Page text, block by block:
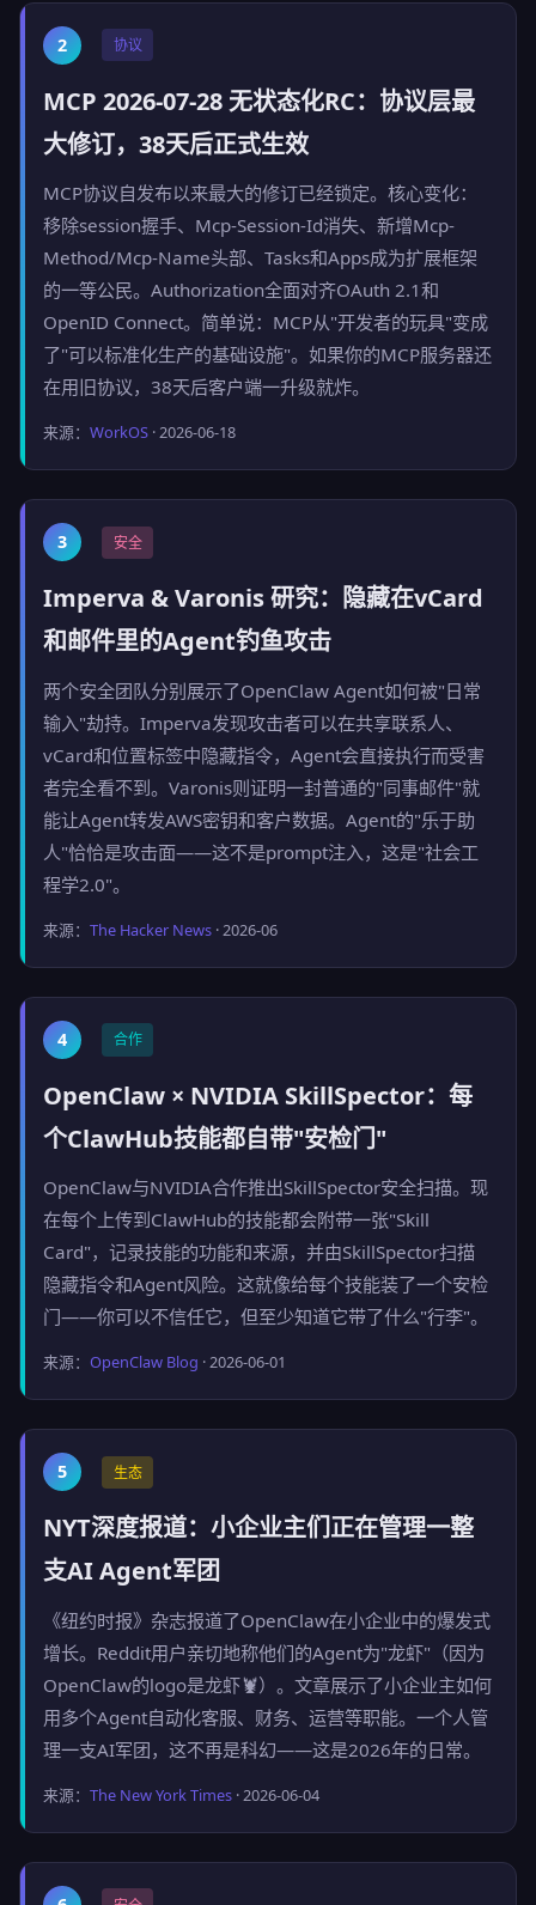
2 协议
MCP 2026-07-28 无状态化RC：协议层最
大修订，38天后正式生效
MCP协议自发布以来最大的修订已经锁定。核心变化：
移除session握手、Mcp-Session-Id消失、新增Mcp-
Method/Mcp-Name头部、Tasks和Apps成为扩展框架
的一等公民。Authorization全面对齐OAuth 2.1和
OpenID Connect。简单说：MCP从"开发者的玩具"变成
了"可以标准化生产的基础设施"。如果你的MCP服务器还
在用旧协议，38天后客户端一升级就炸。
来源：WorkOS · 2026-06-18
3 安全
Imperva & Varonis 研究：隐藏在vCard
和邮件里的Agent钓鱼攻击
两个安全团队分别展示了OpenClaw Agent如何被"日常
输入"劫持。Imperva发现攻击者可以在共享联系人、
vCard和位置标签中隐藏指令，Agent会直接执行而受害
者完全看不到。Varonis则证明一封普通的"同事邮件"就
能让Agent转发AWS密钥和客户数据。Agent的"乐于助
人"恰恰是攻击面——这不是prompt注入，这是"社会工
程学2.0"。
来源：The Hacker News · 2026-06
4 合作
OpenClaw × NVIDIA SkillSpector：每
个ClawHub技能都自带"安检门"
OpenClaw与NVIDIA合作推出SkillSpector安全扫描。现
在每个上传到ClawHub的技能都会附带一张"Skill
Card"，记录技能的功能和来源，并由SkillSpector扫描
隐藏指令和Agent风险。这就像给每个技能装了一个安检
门——你可以不信任它，但至少知道它带了什么"行李"。
来源：OpenClaw Blog · 2026-06-01
5 生态
NYT深度报道：小企业主们正在管理一整
支AI Agent军团
《纽约时报》杂志报道了OpenClaw在小企业中的爆发式
增长。Reddit用户亲切地称他们的Agent为"龙虾"（因为
OpenClaw的logo是龙虾🦞）。文章展示了小企业主如何
用多个Agent自动化客服、财务、运营等职能。一个人管
理一支AI军团，这不再是科幻——这是2026年的日常。
来源：The New York Times · 2026-06-04